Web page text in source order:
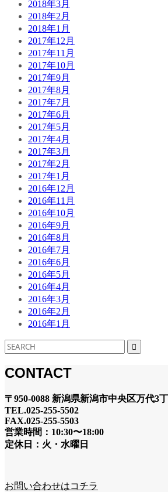
2018年3月
2018年2月
2018年1月
2017年12月
2017年11月
2017年10月
2017年9月
2017年8月
2017年7月
2017年6月
2017年5月
2017年4月
2017年3月
2017年2月
2017年1月
2016年12月
2016年11月
2016年10月
2016年9月
2016年8月
2016年7月
2016年6月
2016年5月
2016年4月
2016年3月
2016年2月
2016年1月
CONTACT
〒950-0088 新潟県新潟市中央区万代3
TEL.025-255-5502
FAX.025-255-5503
営業時間：10:30〜18:00
定休日：火・水曜日
お問い合わせはコチラ